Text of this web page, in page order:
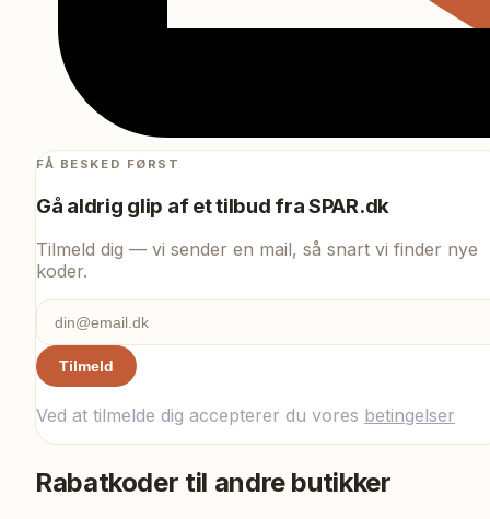
FÅ BESKED FØRST
Gå aldrig glip af et tilbud fraSPAR.dk
Tilmeld dig — vi sender en mail, så snart vi finder nye
koder.
Tilmeld
Ved at tilmelde dig accepterer du vores betingelser
Rabatkoder til andre butikker